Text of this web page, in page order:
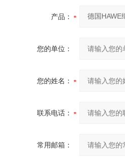
产品：
您的单位：
您的姓名：
联系电话：
常用邮箱：